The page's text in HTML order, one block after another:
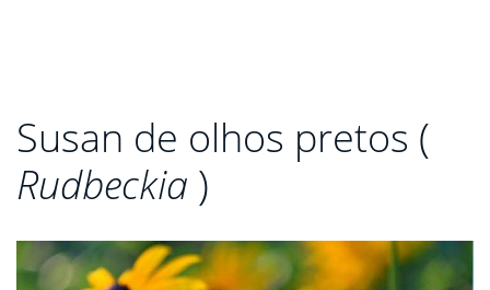
Susan de olhos pretos (
Rudbeckia )